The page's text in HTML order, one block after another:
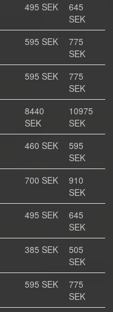
495 SEK
645
SEK
595 SEK
775
SEK
595 SEK
775
SEK
8440
SEK
10975
SEK
460 SEK
595
SEK
700 SEK
910
SEK
495 SEK
645
SEK
385 SEK
505
SEK
595 SEK
775
SEK